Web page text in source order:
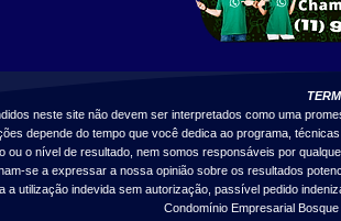
neste site não devem ser interpretados como uma
depende do tempo que você dedica ao programa,
ou o nível de resultado, nem somos responsáveis por
se a expressar a nossa opinião sobre os resultados
a utilização indevida sem autorização, passível pedido
Condomínio Empresarial